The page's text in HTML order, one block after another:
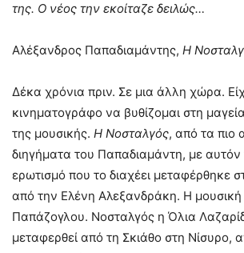
της. Ο νέος την εκοίταζε δειλώς…
Αλέξανδρος Παπαδιαμάντης, Η
Δέκα χρόνια πριν. Σε μια άλλη χώρα.
κινηματογράφο να βυθίζομαι στη
της μουσικής. Η Νοσταλγός, από τα πιο
διηγήματα του Παπαδιαμάντη, με
ερωτισμό που το διαχέει μεταφέρθηκε
από την Ελένη Αλεξανδράκη. Η μουσική
Παπάζογλου. Νοσταλγός η Όλια
μεταφερθεί από τη Σκιάθο στη Νίσυρο,